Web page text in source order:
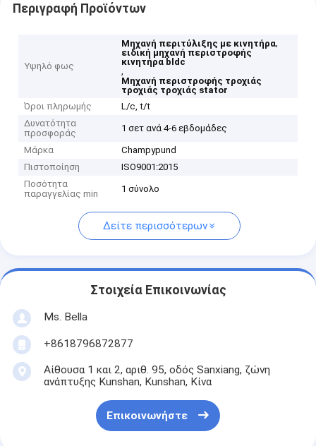
Περιγραφή Προϊόντων
Υψηλό φως
Μηχανή περιτύλιξης με κινητήρα,
ειδική μηχανή περιστροφής
κινητήρα bldc
,
Μηχανή περιστροφής τροχιάς
τροχιάς τροχιάς stator
Όροι πληρωμής
L/c, t/t
Δυνατότητα
προσφοράς
1 σετ ανά 4-6 εβδομάδες
Μάρκα
Champypund
Πιστοποίηση
ISO9001:2015
Ποσότητα
παραγγελίας min
1 σύνολο
Δείτε περισσότερων
Στοιχεία Επικοινωνίας
Ms. Bella
+8618796872877
Αίθουσα 1 και 2, αριθ. 95, οδός Sanxiang, ζώνη
ανάπτυξης Kunshan, Kunshan, Κίνα
Επικοινωνήστε